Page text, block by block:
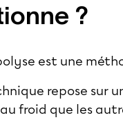
?
est une
repose sur
froid que les